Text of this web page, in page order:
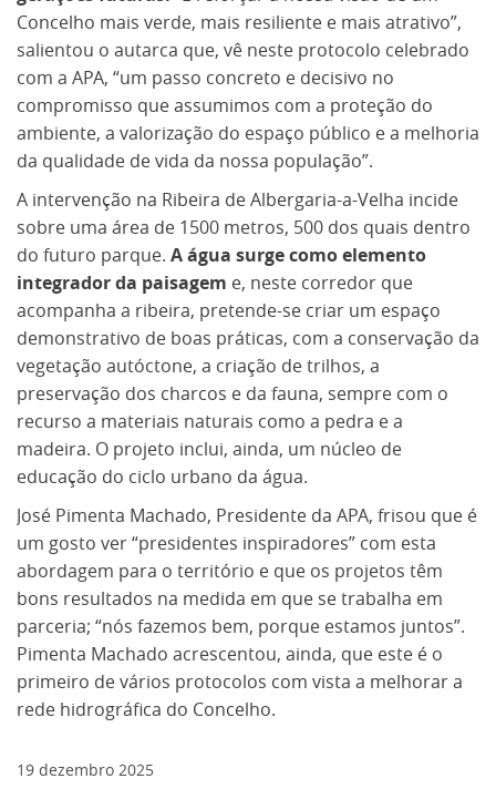
Concelho mais verde, mais resiliente e mais atrativo”,
salientou o autarca que, vê neste protocolo celebrado
com a APA, “um passo concreto e decisivo no
compromisso que assumimos com a proteção do
ambiente, a valorização do espaço público e a melhoria
da qualidade de vida da nossa população”.
A intervenção na Ribeira de Albergaria-a-Velha incide
sobre uma área de 1500 metros, 500 dos quais dentro
do futuro parque. A água surge como elemento
integrador da paisagem e, neste corredor que
acompanha a ribeira, pretende-se criar um espaço
demonstrativo de boas práticas, com a conservação da
vegetação autóctone, a criação de trilhos, a
preservação dos charcos e da fauna, sempre com o
recurso a materiais naturais como a pedra e a
madeira. O projeto inclui, ainda, um núcleo de
educação do ciclo urbano da água.
José Pimenta Machado, Presidente da APA, frisou que é
um gosto ver “presidentes inspiradores” com esta
abordagem para o território e que os projetos têm
bons resultados na medida em que se trabalha em
parceria; “nós fazemos bem, porque estamos juntos”.
Pimenta Machado acrescentou, ainda, que este é o
primeiro de vários protocolos com vista a melhorar a
rede hidrográfica do Concelho.
19 dezembro 2025